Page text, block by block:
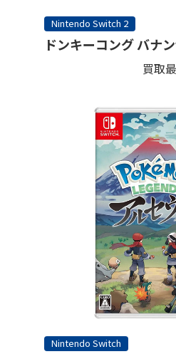
Nintendo Switch 2
ドンキーコング バナ
買取
Nintendo Switch